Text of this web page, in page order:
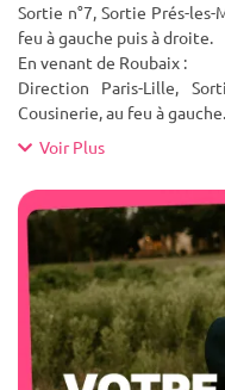
Sortie n°7, Sortie Prés-
feu à gauche puis à droite.
En venant de Roubaix :
Direction Paris-Lille,
Cousinerie, au feu à gauche
Voir Plus